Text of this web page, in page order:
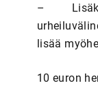
– Lisäksi
lisää
10 euron